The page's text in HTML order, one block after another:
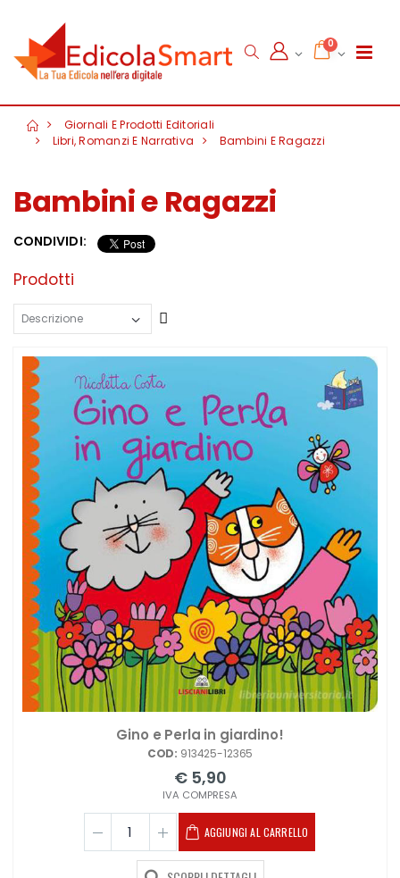
0
Giornali E Prodotti Editoriali
Libri, Romanzi E Narrativa
Bambini E Ragazzi
Bambini e Ragazzi
CONDIVIDI:
Prodotti
Gino e Perla in giardino!
COD: 913425-12365
€ 5,90
IVA COMPRESA
AGGIUNGI AL CARRELLO